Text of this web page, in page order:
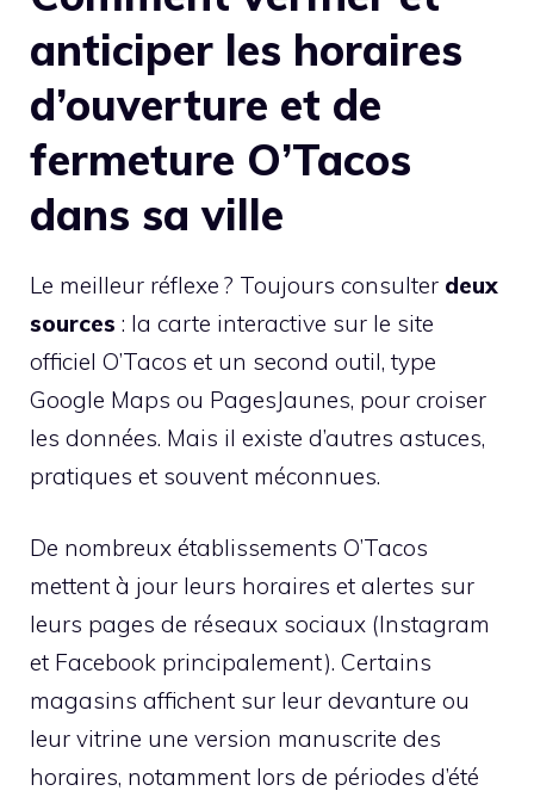
anticiper les horaires
d’ouverture et de
fermeture O’Tacos
dans sa ville
Le meilleur réflexe ? Toujours consulter deux
sources : la carte interactive sur le site
officiel O’Tacos et un second outil, type
Google Maps ou PagesJaunes, pour croiser
les données. Mais il existe d’autres astuces,
pratiques et souvent méconnues.
De nombreux établissements O’Tacos
mettent à jour leurs horaires et alertes sur
leurs pages de réseaux sociaux (Instagram
et Facebook principalement). Certains
magasins affichent sur leur devanture ou
leur vitrine une version manuscrite des
horaires, notamment lors de périodes d’été